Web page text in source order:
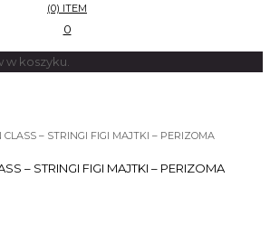
(0) ITEM
0
koszyku.
CLASS – STRINGI FIGI MAJTKI – PERIZOMA
– STRINGI FIGI MAJTKI – PERIZOMA